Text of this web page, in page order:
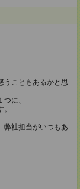
うこともあるかと思
に、
弊社担当がいつもあ